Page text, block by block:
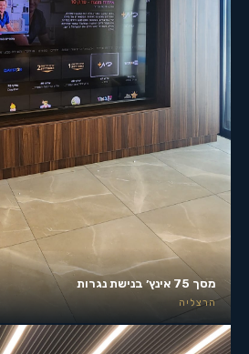
מסך 75 אינץ׳ בנישת נגרות
הרצליה